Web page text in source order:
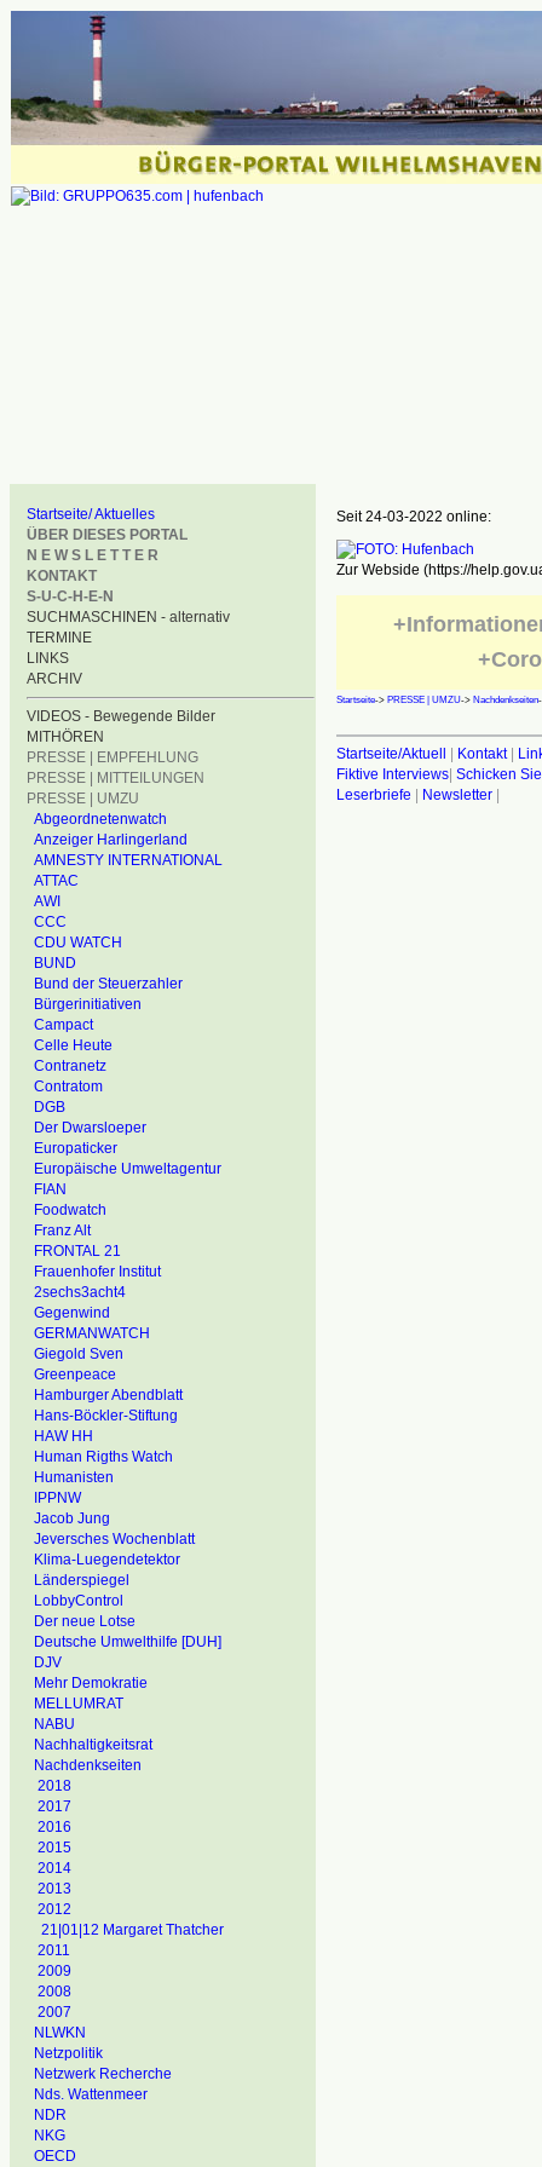
Startseite/ Aktuelles
ÜBER DIESES PORTAL
N E W S L E T T E R
KONTAKT
S-U-C-H-E-N
SUCHMASCHINEN - alternativ
TERMINE
LINKS
ARCHIV
VIDEOS - Bewegende Bilder
MITHÖREN
PRESSE | EMPFEHLUNG
PRESSE | MITTEILUNGEN
PRESSE | UMZU
Abgeordnetenwatch
Anzeiger Harlingerland
AMNESTY INTERNATIONAL
ATTAC
AWI
CCC
CDU WATCH
BUND
Bund der Steuerzahler
Bürgerinitiativen
Campact
Celle Heute
Contranetz
Contratom
DGB
Der Dwarsloeper
Europaticker
Europäische Umweltagentur
FIAN
Foodwatch
Franz Alt
FRONTAL 21
Frauenhofer Institut
2sechs3acht4
Gegenwind
GERMANWATCH
Giegold Sven
Greenpeace
Hamburger Abendblatt
Hans-Böckler-Stiftung
HAW HH
Human Rigths Watch
Humanisten
IPPNW
Jacob Jung
Jeversches Wochenblatt
Klima-Luegendetektor
Länderspiegel
LobbyControl
Der neue Lotse
Deutsche Umwelthilfe [DUH]
DJV
Mehr Demokratie
MELLUMRAT
NABU
Nachhaltigkeitsrat
Nachdenkseiten
2018
2017
2016
2015
2014
2013
2012
21|01|12 Margaret Thatcher
2011
2009
2008
2007
NLWKN
Netzpolitik
Netzwerk Recherche
Nds. Wattenmeer
NDR
NKG
OECD
Seit 24-03-2022 online:
Zur Webside (https://
Startseite-> PRESSE | UMZU-> Nachdenkseiten
Startseite/Aktuell Kontakt|
Fiktive Interviews| Schicken
Leserbriefe
Newsletter|